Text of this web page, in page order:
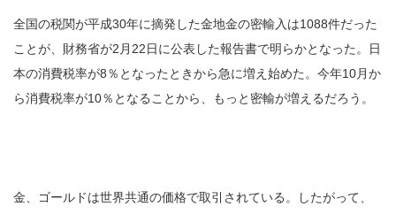
全国の税関が平成30年に摘発した金地金の密輸入は1088件だった
ことが、財務省が2月22日に公表した報告書で明らかとなった。日
本の消費税率が8％となったときから急に増え始めた。今年10月か
ら消費税率が10％となることから、もっと密輸が増えるだろう。
金、ゴールドは世界共通の価格で取引されている。したがって、